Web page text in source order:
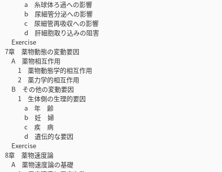
a 糸球体ろ過への影響
b 尿細管分泌への影響
c 尿細管再吸収への影響
d 肝細胞取り込みの阻害
Exercise
7章 薬物動態の変動要因
A 薬物相互作用
1 薬物動態学的相互作用
2 薬力学的相互作用
B その他の変動要因
1 生体側の生理的要因
a 年 齢
b 妊 婦
c 疾 病
d 遺伝的な要因
Exercise
8章 薬物速度論
A 薬物速度論の基礎